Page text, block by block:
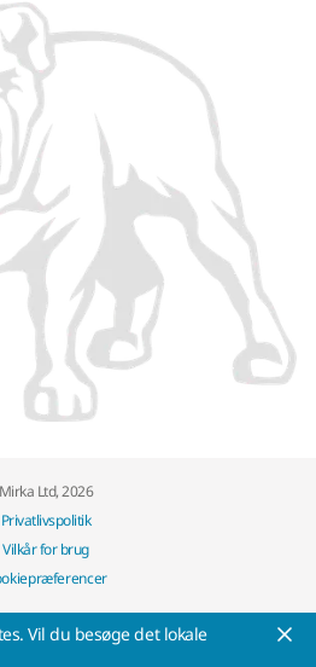
Mirka Ltd, 2026
Privatlivspolitik
Vilkår for brug
Vil du besøge det lokale